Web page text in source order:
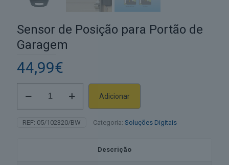
Sensor de Posição para Portão de
Garagem
44,99€
Posição
Adicionar
Alternative:
REF: 05/102320/BW Categoria: Soluções Digitais
Descrição